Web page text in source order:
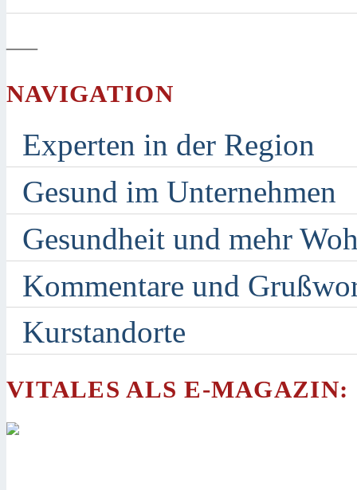
—
NAVIGATION
Experten in der Region
Gesund im Unternehmen
Gesundheit und mehr
Kommentare und
Kurstandorte
VITALES ALS E-MAGAZIN: